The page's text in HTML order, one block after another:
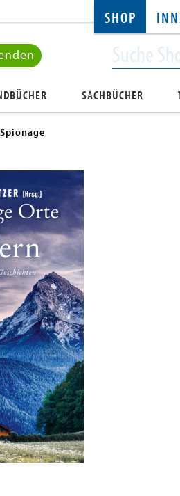
SHOP
SACHBÜCHER
Spionage